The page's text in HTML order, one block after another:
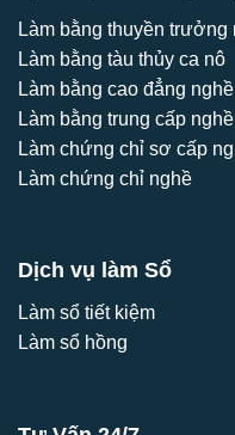
Làm bằng thuyền trưởng
Làm bằng tàu thủy ca nô
Làm bằng cao đẳng nghề
Làm bằng trung cấp
Làm chứng chỉ sơ cấp
Làm chứng chỉ nghề
Dịch vụ làm Sổ
Làm sổ tiết kiệm
Làm sổ hồng